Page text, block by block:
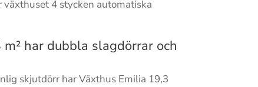
4 stycken automatiska
har dubbla slagdörrar och
skjutdörr har Växthus Emilia 19,3